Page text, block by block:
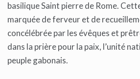
basilique Saint pierre de Rome.
marquée de ferveur et de
concélébrée par les évêques et
dans la prière pour la paix, l’unité
peuple gabonais.